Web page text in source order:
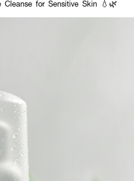
Cleanse for Sensitive Skin 💧🌿